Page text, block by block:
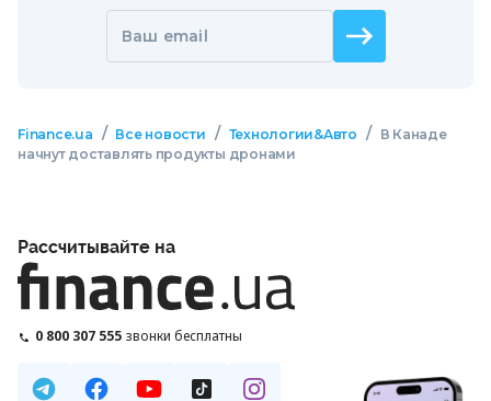
Ваш email
Finance.ua / Все новости / Технологии&Авто /
В Канаде
начнут доставлять продукты дронами
Рассчитывайте на
0 800 307 555 звонки бесплатны